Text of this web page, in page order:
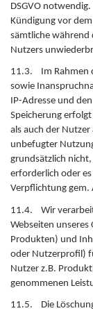
DSGVO
Kündigung vor
sämtliche während
Nutzers
11.3. Im Rahmen
sowie
IP-Adresse und
Speicherung
als auch der
unbefugter
grundsätzlich
erforderlich oder
Verpflichtung gem.
11.4. Wir
Webseiten unseres
Produkten) und
oder Nutzerprofil)
Nutzer z.B.
genommenen
11.5. Die